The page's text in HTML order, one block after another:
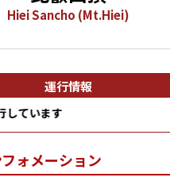
Hiei Sancho (Mt.Hiei)
運行情報
しています
ォメーション